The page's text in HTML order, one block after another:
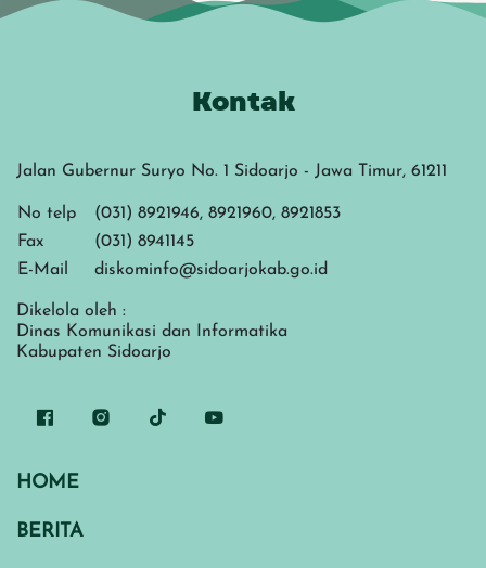
Kontak
Jalan Gubernur Suryo No. 1 Sidoarjo - Jawa Timur, 61211
No telp
(031) 8921946, 8921960, 8921853
Fax
(031) 8941145
E-Mail
diskominfo@sidoarjokab.go.id
Dikelola oleh :
Dinas Komunikasi dan Informatika
Kabupaten Sidoarjo
HOME
BERITA